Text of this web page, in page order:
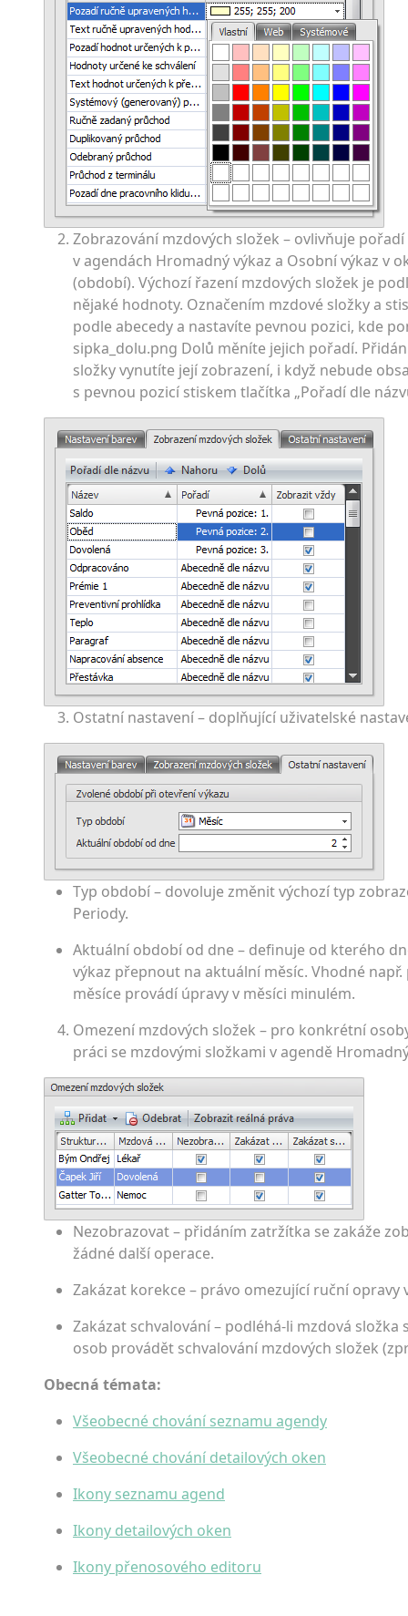
Zobrazování mzdových složek – ovlivňuje
v agendách Hromadný výkaz a Osobní výkaz v
(období). Výchozí řazení mzdových složek je
nějaké hodnoty. Označením mzdové složky a
podle abecedy a nastavíte pevnou pozici, kde
sipka_dolu.png Dolů měníte jejich pořadí.
složky vynutíte její zobrazení, i když nebude
s pevnou pozicí stiskem tlačítka „Pořadí dle
Ostatní nastavení – doplňující uživatelské
Typ období – dovoluje změnit výchozí typ
Periody.
Aktuální období od dne – definuje od kterého
výkaz přepnout na aktuální měsíc. Vhodné
měsíce provádí úpravy v měsíci minulém.
Omezení mzdových složek – pro konkrétní
práci se mzdovými složkami v agendě
Nezobrazovat – přidáním zatržítka se zakáže
žádné další operace.
Zakázat korekce – právo omezující ruční opravy
Zakázat schvalování – podléhá-li mzdová
osob provádět schvalování mzdových složek
Obecná témata:
Všeobecné chování seznamu agendy
Všeobecné chování detailových oken
Ikony seznamu agend
Ikony detailových oken
Ikony přenosového editoru